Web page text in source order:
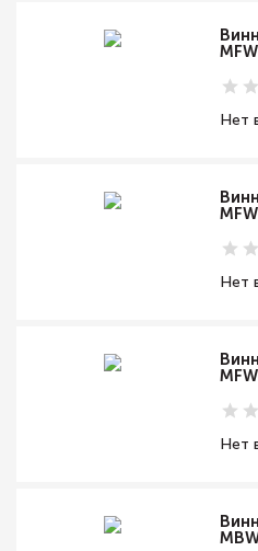
Нет
Нет
Нет